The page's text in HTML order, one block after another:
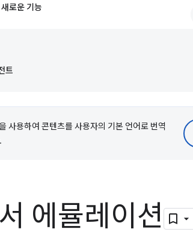
로운 기능
트
사용하여 콘텐츠를 사용자의 기본 언어로 번역
에뮬레이션